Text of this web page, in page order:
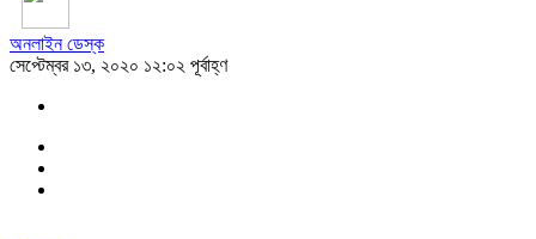
অনলাইন ডেস্ক
সেপ্টেম্বর ১৩, ২০২০ ১২:০২ পূর্বাহ্ণ